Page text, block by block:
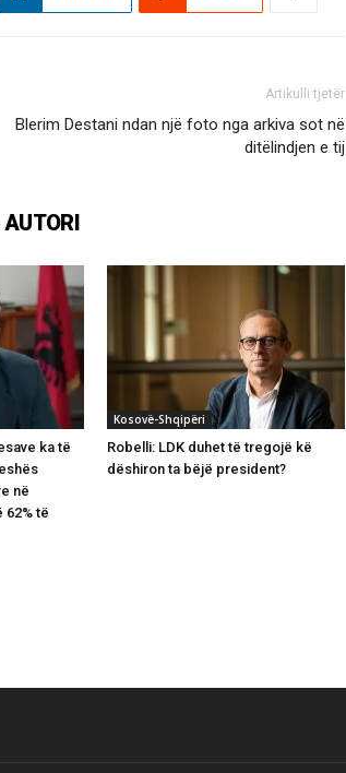
Artikulli tjetër
Blerim Destani ndan një foto nga arkiva sot në
ditëlindjen e tij
ka të
në
62% të
Kosovë-Shqipëri
Robelli: LDK duhet të tregojë kë
dëshiron ta bëjë president?